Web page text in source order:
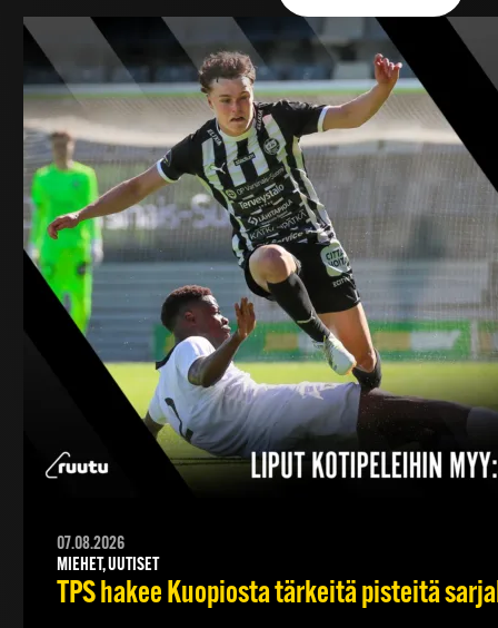
07.08.2026
MIEHET, UUTISET
TPS hakee Kuopiosta tärkeitä pisteitä